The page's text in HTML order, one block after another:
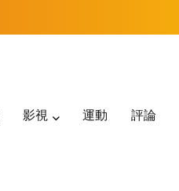
影視 運動 評論